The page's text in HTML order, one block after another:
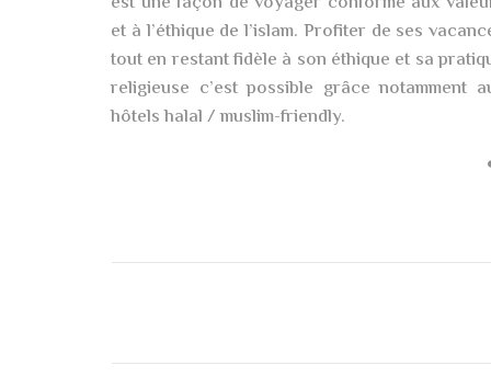
et à l’éthique de l’islam. Profiter de ses
tout en restant fidèle à son éthique et sa
religieuse c’est possible grâce notamment
hôtels halal / muslim-friendly.